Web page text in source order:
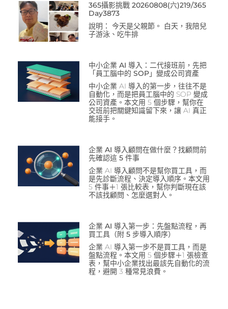
365攝影挑戰 20260808(六)219/365
Day3873
說明： 今天是父親節。 白天，我陪兒
子游泳、吃牛排
中小企業 AI 導入：二代接班前，先把
「員工腦中的 SOP」變成公司資產
中小企業 AI 導入的第一步，往往不是
自動化，而是把員工腦中的 SOP 變成
公司資產。本文用 5 個步驟，幫你在
交班前把關鍵知識留下來，讓 AI 真正
能接手。
企業 AI 導入顧問在做什麼？找顧問前
先確認這 5 件事
企業 AI 導入顧問不是幫你買工具，而
是先診斷流程、決定導入順序。本文用
5 件事＋1 張比較表，幫你判斷現在該
不該找顧問、怎麼選對人。
企業 AI 導入第一步：先盤點流程，再
買工具（附 5 步導入順序）
企業 AI 導入第一步不是買工具，而是
盤點流程。本文用 5 個步驟＋1 張檢查
表，幫中小企業找出最該先自動化的流
程，避開 3 種常見浪費。